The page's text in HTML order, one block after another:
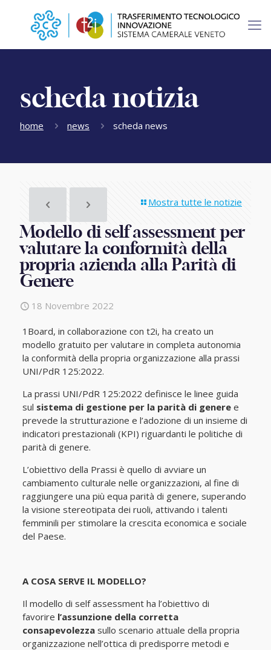
scheda notizia
home news scheda news
Mostra tutte le notizie
Modello di self assessment per
valutare la conformità della
propria azienda alla Parità di
Genere
18 Novembre 2022
1Board, in collaborazione con t2i, ha creato un
modello gratuito per valutare in completa autonomia
la conformità della propria organizzazione alla prassi
UNI/PdR 125:2022.
La prassi UNI/PdR 125:2022 definisce le linee guida
sul sistema di gestione per la parità di genere e
prevede la strutturazione e l’adozione di un insieme di
indicatori prestazionali (KPI) riguardanti le politiche di
parità di genere.
L’obiettivo della Prassi è quello di avviare un
cambiamento culturale nelle organizzazioni, al fine di
raggiungere una più equa parità di genere, superando
la visione stereotipata dei ruoli, attivando i talenti
femminili per stimolare la crescita economica e sociale
del Paese.
A COSA SERVE IL MODELLO?
Il modello di self assessment ha l’obiettivo di
favorire l’assunzione della corretta
consapevolezzasullo scenario attuale della propria
organizzazione nell’ottica di predisporre metodi e